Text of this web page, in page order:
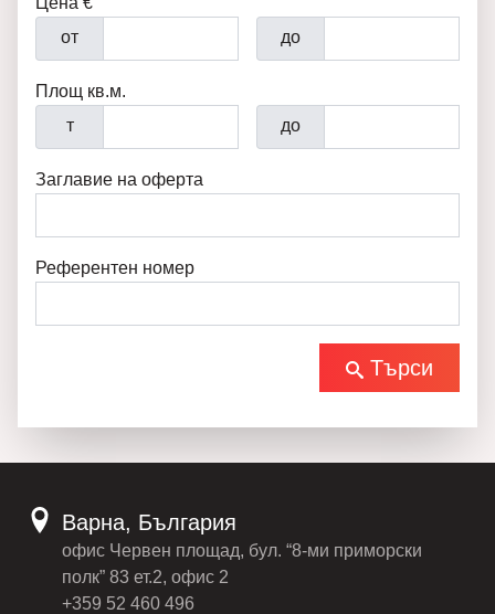
от
до
Площ кв.м.
т
до
Заглавие на оферта
Референтен номер
Търси
Варна, България
офис Червен площад, бул. “8-ми приморски
полк” 83 ет.2, офис 2
+359 52 460 496